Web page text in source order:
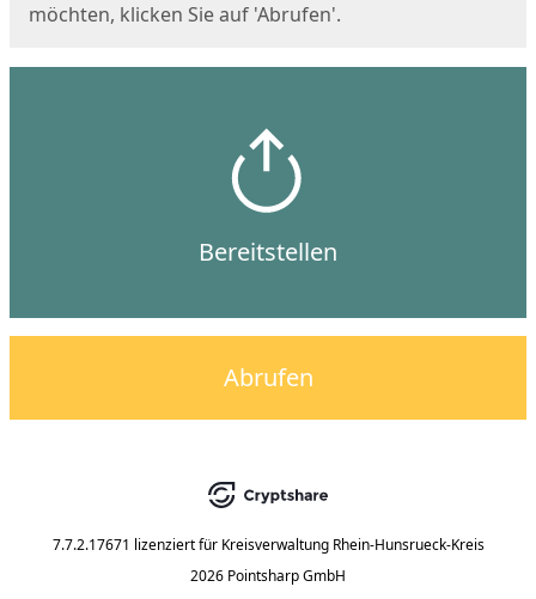
möchten, klicken Sie auf 'Abrufen'.
Bereitstellen
Abrufen
7.7.2.17671 lizenziert für Kreisverwaltung Rhein-Hunsrueck-Kreis
2026 Pointsharp GmbH